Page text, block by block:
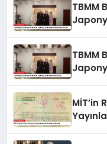
TBMM
TBMM
MİT’in